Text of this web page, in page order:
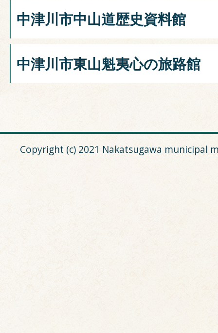
中津川市中山道歴史資料館
中津川市東山魁夷心の旅路館
Copyright (c) 2021 Nakatsugawa municipal